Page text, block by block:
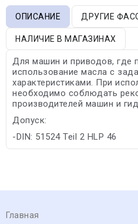
ОПИСАНИЕ ДРУГИЕ
НАЛИЧИЕ В МАГАЗИНАХ
Для машин и приводов, где
использование масла с
характеристиками. При
необходимо соблюдать
производителей машин и
Допуск:
-DIN: 51524 Teil 2 HLP 46
Главная